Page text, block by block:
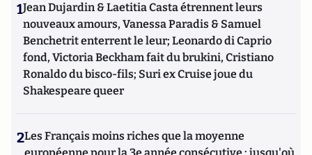
1Jean Dujardin & Laetitia Casta étrennent leurs
nouveaux amours, Vanessa Paradis & Samuel
Benchetrit enterrent le leur; Leonardo di Caprio
fond, Victoria Beckham fait du brukini, Cristiano
Ronaldo du bisco-fils; Suri ex Cruise joue du
Shakespeare queer
2Les Français moins riches que la moyenne